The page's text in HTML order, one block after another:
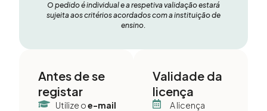
O pedido é individual e a respetiva validação estará
sujeita aos critérios acordados com a instituição de
ensino.
Antes de se
registar
Utilize oe-mail
Validade da
licença
A licença